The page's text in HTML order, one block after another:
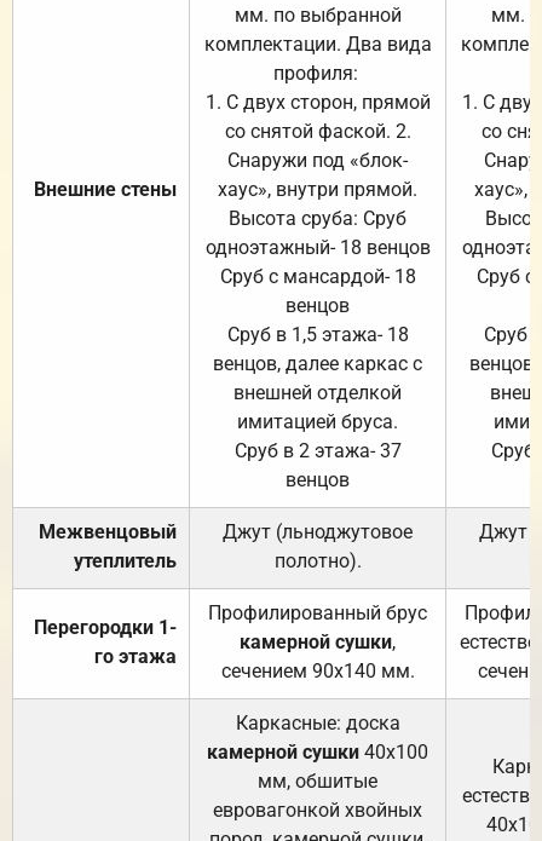
Внешние стены
мм. по выбранной
комплектации. Два вида
профиля:
1. С двух сторон, прямой
со снятой фаской. 2.
Снаружи под «блок-
хаус», внутри прямой.
Высота сруба: Сруб
одноэтажный- 18 венцов
Сруб с мансардой- 18
венцов
Сруб в 1,5 этажа- 18
венцов, далее каркас с
внешней отделкой
имитацией бруса.
Сруб в 2 этажа- 37
венцов
мм.
1. С
со
хаус»,
Сруб с
Сруб
Сруб
Межвенцовый
утеплитель
Джут (льноджутовое
полотно).
Джут
Перегородки 1-
го этажа
Профилированный брус
камерной сушки,
сечением 90х140 мм.
Каркасные: доска
камерной сушки 40х100
мм, обшитые
евровагонкой хвойных